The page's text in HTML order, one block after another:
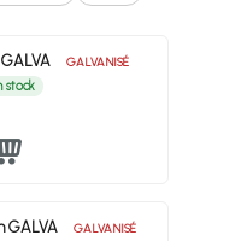
GALVANISÉ
stock
GALVA GALVANISÉ